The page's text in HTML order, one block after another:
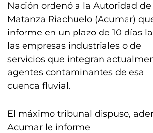
Nación ordenó a la Autoridad de
Matanza Riachuelo (Acumar)
informe en un plazo de 10 días
las empresas industriales o de
servicios que integran
agentes contaminantes de esa
cuenca fluvial.
El máximo tribunal dispuso,
Acumar le informe